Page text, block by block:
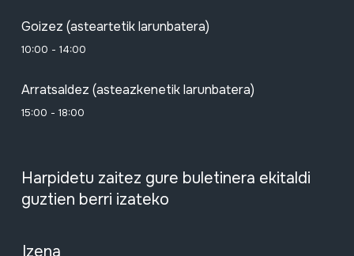
Goizez (asteartetik larunbatera)
10:00 - 14:00
Arratsaldez (asteazkenetik larunbatera)
15:00 - 18:00
Harpidetu zaitez gure buletinera ekitaldi
guztien berri izateko
Izena